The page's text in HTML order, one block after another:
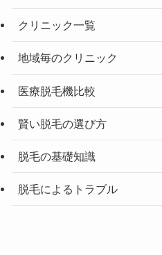
クリニック一覧
地域毎のクリニック
医療脱毛機比較
賢い脱毛の選び方
脱毛の基礎知識
脱毛によるトラブル